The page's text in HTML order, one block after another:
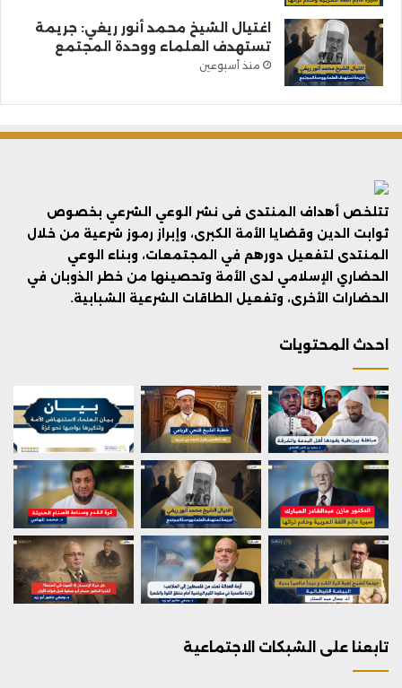
اغتيال الشيخ محمد أنور ريغي: جريمة
تستهدف العلماء ووحدة المجتمع
منذ أسبوعين
تتلخص أهداف المنتدى فى نشر الوعي الشرعي بخصوص
ثوابت الدين وقضايا الأمة الكبرى، وإبراز رموز شرعية من خلال
المنتدى لتفعيل دورهم في المجتمعات، وبناء الوعي
الحضاري الإسلامي لدى الأمة وتحصينها من خطر الذوبان في
الحضارات الأخرى، وتفعيل الطاقات الشرعية الشبابية.
احدث المحتويات
تابعنا على الشبكات الاجتماعية